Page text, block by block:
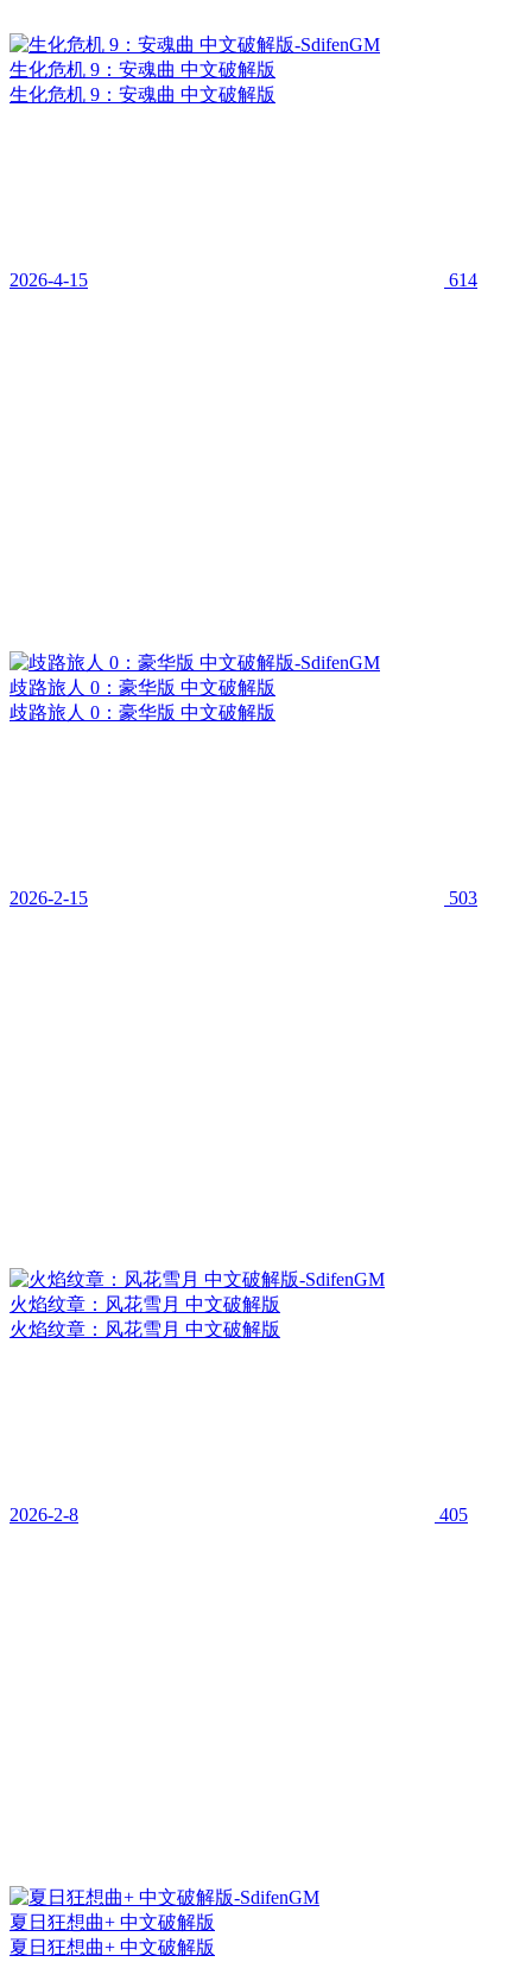
生化危机 9：安魂曲 中文破解版
生化危机 9：安魂曲 中文破解版
2026-4-15 614
歧路旅人 0：豪华版 中文破解版
歧路旅人 0：豪华版 中文破解版
2026-2-15 503
火焰纹章：风花雪月 中文破解版
火焰纹章：风花雪月 中文破解版
2026-2-8 405
夏日狂想曲+ 中文破解版
夏日狂想曲+ 中文破解版